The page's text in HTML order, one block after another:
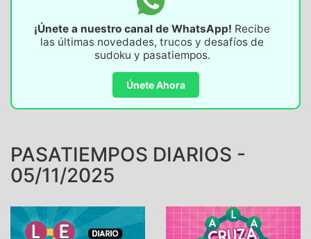
¡Únete a nuestro canal de WhatsApp! Recibe
las últimas novedades, trucos y desafíos de
sudoku y pasatiempos.
Únete Ahora
PASATIEMPOS DIARIOS -
05/11/2025